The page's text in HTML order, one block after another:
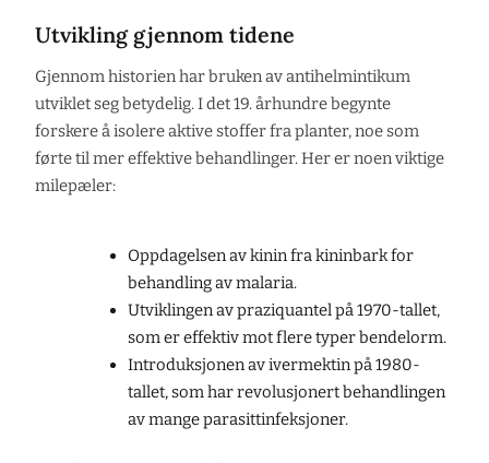
Utvikling gjennom tidene
Gjennom historien har bruken av antihelmintikum
utviklet seg betydelig. I det 19. århundre begynte
forskere å isolere aktive stoffer fra planter, noe som
førte til mer effektive behandlinger. Her er noen viktige
milepæler:
Oppdagelsen av kinin fra kininbark for
behandling av malaria.
Utviklingen av praziquantel på 1970-tallet,
som er effektiv mot flere typer bendelorm.
Introduksjonen av ivermektin på 1980-
tallet, som har revolusjonert behandlingen
av mange parasittinfeksjoner.